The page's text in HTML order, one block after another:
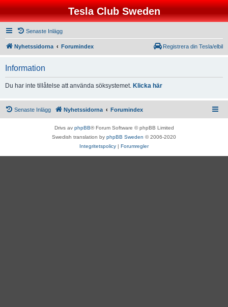
Tesla Club Sweden
Senaste Inlägg
Nyhetssidorna Forumindex Registrera din Tesla/elbil
Information
Du har inte tillåtelse att använda söksystemet. Klicka här
Senaste Inlägg Nyhetssidorna Forumindex
Drivs av phpBB® Forum Software © phpBB Limited
Swedish translation by phpBB Sweden © 2006-2020
Integritetspolicy | Forumregler